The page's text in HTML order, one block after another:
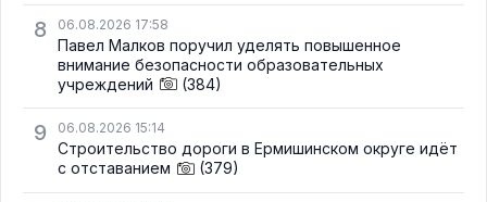
8 06.08.2026 17:58
Павел Малков поручил уделять повышенное
внимание безопасности образовательных
учреждений
(384)
9 06.08.2026 15:14
Строительство дороги в Ермишинском округе идёт
с отставанием
(379)